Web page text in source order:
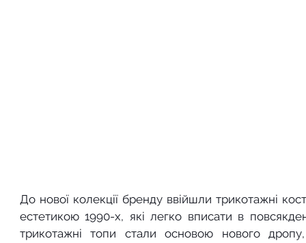
До нової колекції бренду ввійшли трикотажні
естетикою 1990-х, які легко вписати в
трикотажні топи стали основою нового дропу,